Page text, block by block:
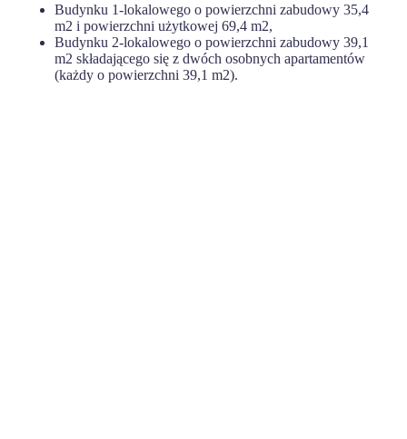
Budynku 1-lokalowego o powierzchni zabudowy 35,4
m2 i powierzchni użytkowej 69,4 m2,
Budynku 2-lokalowego o powierzchni zabudowy 39,1
m2 składającego się z dwóch osobnych apartamentów
(każdy o powierzchni 39,1 m2).